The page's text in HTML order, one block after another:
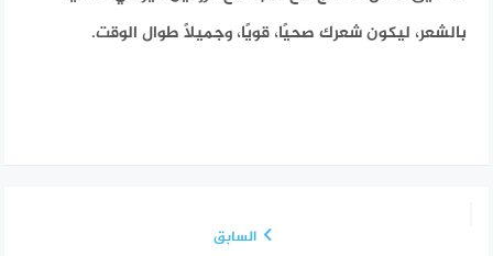
بالشعر، ليكون شعرك صحيًا، قويًا، وجميلًا طوال الوقت.
السابق